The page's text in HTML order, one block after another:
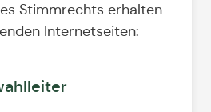
Stimmrechts erhalten
Internetseiten: